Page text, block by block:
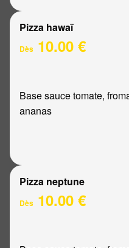
Pizza hawaï
Dès 10.00 €
Base sauce tomate,
ananas
Pizza neptune
Dès 10.00 €